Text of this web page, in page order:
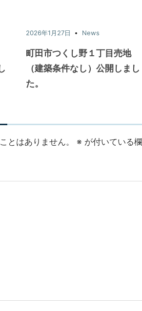
2026年1月27日 News
町田市つくし野１丁目売地
（建築条件なし）公開しまし
た。
とはありません。 ※ が付いている